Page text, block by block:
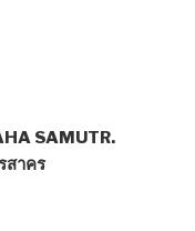
SAMUTR.
สาคร